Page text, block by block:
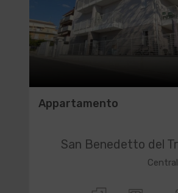
Appartamento
San Benedetto del